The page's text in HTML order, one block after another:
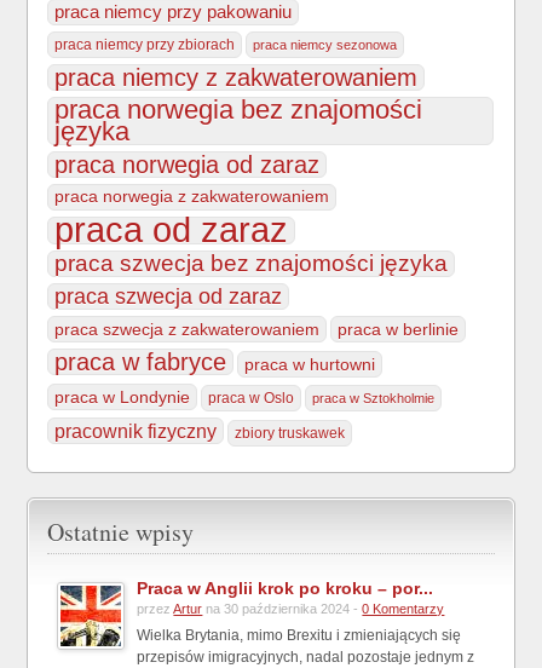
praca niemcy przy pakowaniu
praca niemcy przy zbiorach praca niemcy sezonowa
praca niemcy z zakwaterowaniem
praca norwegia bez znajomości
języka
praca norwegia od zaraz
praca norwegia z zakwaterowaniem
praca od zaraz
praca szwecja bez znajomości języka
praca szwecja od zaraz
praca szwecja z zakwaterowaniem praca w berlinie
praca w fabryce
praca w hurtowni
praca w Londynie
praca w Oslo praca w Sztokholmie
pracownik fizyczny zbiory truskawek
Ostatnie wpisy
Praca w Anglii krok po kroku – por...
przezArtur na 30 października 2024 -0 Komentarzy
Wielka Brytania, mimo Brexitu i zmieniających się
przepisów imigracyjnych, nadal pozostaje jednym z